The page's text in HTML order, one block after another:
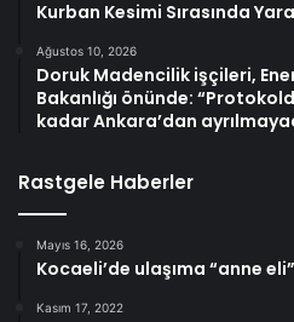
Kurban Kesimi Sırasında
Ağustos 10, 2026
Doruk Madencilik işçileri,
Bakanlığı önünde:
kadar Ankara’dan
Rastgele Haberler
Mayıs 16, 2026
Kocaeli’de ulaşıma “anne
Kasım 17, 2022